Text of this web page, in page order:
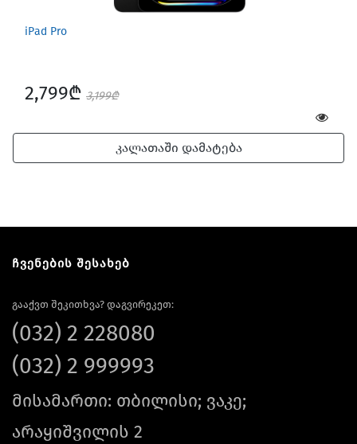
iPad Pro
2,799₾ 3,199₾
კალათაში დამატება
ჩვენების შესახებ
გააქვთ შეკითხვა? დაგვირეკეთ:
(032) 2 228080
(032) 2 999993
მისამართი: თბილისი; ვაკე;
არაყიშვილის 2